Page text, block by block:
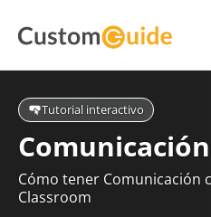
Tutorial interactivo
Cómo tener Comunicación
Classroom